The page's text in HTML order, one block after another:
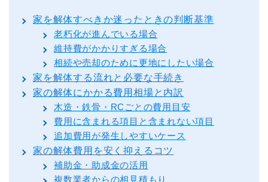
家を解体すべきか迷ったときの判断基準
老朽化が進んでいる場合
維持費がかかりすぎる場合
相続や売却のために更地にしたい場合
家を解体する流れと必要な手続き
家の解体にかかる費用相場と内訳
木造・鉄骨・RCごとの費用目安
費用に含まれる項目と含まれない項目
追加費用が発生しやすいケース
家の解体費用を安く抑えるコツ
補助金・助成金の活用
複数業者からの相見積もり